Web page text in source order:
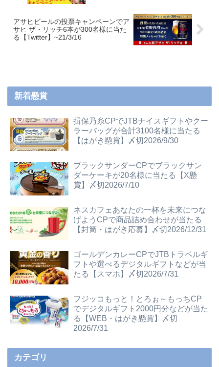
アサヒビールの投票キャンペーンでア
サヒ ザ・リッチ6本が300名様に当た
る【Twitter】~21/3/16
新着懸賞
揖保乃糸CPでJTBナイスギフトやクー
ラーバッグが合計3100名様に当たる
【はがき懸賞】〆切2026/9/30
ブラックサンダーCPでブラックサン
ダーケーキが20名様に当たる【X懸
賞】〆切2026/7/10
ネスカフェあなたの一杯を未来につな
げようCPで商品詰め合わせが当たる
【封筒・はがき応募】〆切2026/12/31
ゴールデンカレーCPでJTBトラベルギ
フトや選べるデジタルギフトなどが当
たる【スマホ】〆切2026/7/31
フジッコもっと！とろぉ～もっちCP
でデジタルギフト2000円分などが当た
る【WEB・はがき懸賞】〆切
2026/7/31
カテゴリ